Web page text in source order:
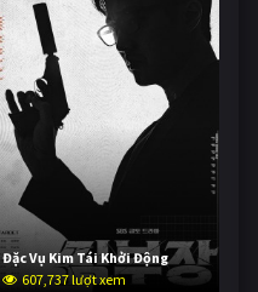
Đặc Vụ Kim Tái Khởi Động
607,737 lượt xem